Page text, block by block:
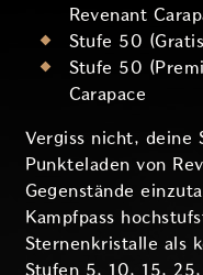
Revenant
Stufe 50
Stufe 50
Carapace
Vergiss nicht, deine
Punkteladen von
Gegenstände
Kampfpass
Sternenkristalle als
Stufen 5, 10, 15,